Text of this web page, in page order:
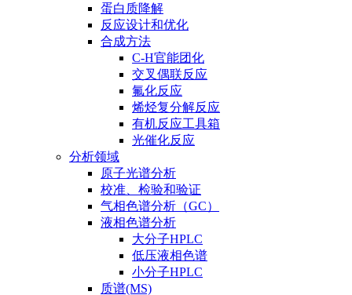
蛋白质降解
反应设计和优化
合成方法
C-H官能团化
交叉偶联反应
氟化反应
烯烃复分解反应
有机反应工具箱
光催化反应
分析领域
原子光谱分析
校准、检验和验证
气相色谱分析（GC）
液相色谱分析
大分子HPLC
低压液相色谱
小分子HPLC
质谱(MS)